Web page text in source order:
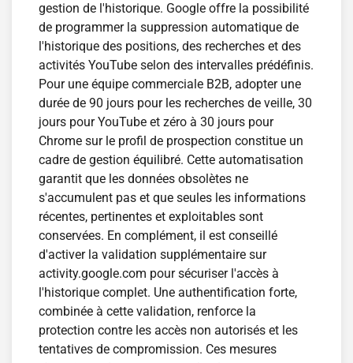
gestion de l'historique. Google offre la possibilité
de programmer la suppression automatique de
l'historique des positions, des recherches et des
activités YouTube selon des intervalles prédéfinis.
Pour une équipe commerciale B2B, adopter une
durée de 90 jours pour les recherches de veille, 30
jours pour YouTube et zéro à 30 jours pour
Chrome sur le profil de prospection constitue un
cadre de gestion équilibré. Cette automatisation
garantit que les données obsolètes ne
s'accumulent pas et que seules les informations
récentes, pertinentes et exploitables sont
conservées. En complément, il est conseillé
d'activer la validation supplémentaire sur
activity.google.com pour sécuriser l'accès à
l'historique complet. Une authentification forte,
combinée à cette validation, renforce la
protection contre les accès non autorisés et les
tentatives de compromission. Ces mesures